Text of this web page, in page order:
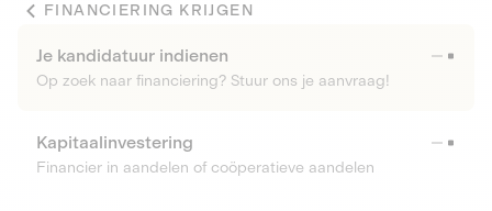
FINANCIERING KRIJGEN
Je kandidatuur indienen
Op zoek naar financiering? Stuur ons je aanvraag!
Kapitaalinvestering
Financier in aandelen of coöperatieve aandelen